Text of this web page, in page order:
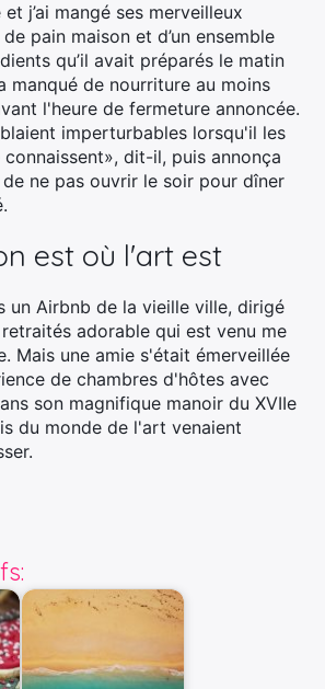
j’ai mangé ses merveilleux
pain maison et d’un ensemble
qu’il avait préparés le matin
manqué de nourriture au moins
l'heure de fermeture annoncée.
imperturbables lorsqu'il les
connaissent», dit-il, puis annonça
ne pas ouvrir le soir pour dîner
est où l'art est
un Airbnb de la vieille ville, dirigé
adorable qui est venu me
Mais une amie s'était émerveillée
de chambres d'hôtes avec
son magnifique manoir du XVIIe
du monde de l'art venaient